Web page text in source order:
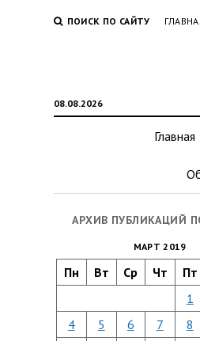
ПОИСК ПО САЙТУ
08.08.2026
Главная
АРХИВ ПУБЛИКАЦИЙ
МАРТ 2019
Пн Вт Ср Чт Пт
1
4
5 6 7 8